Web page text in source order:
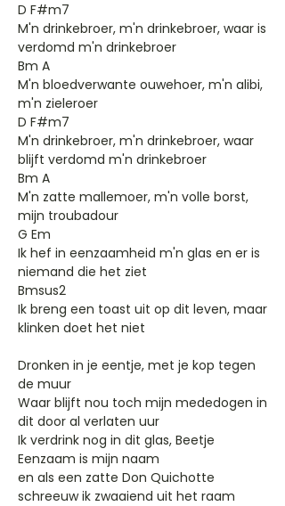
D F#m7
M'n drinkebroer, m'n drinkebroer, waar is
verdomd m'n drinkebroer
Bm A
M'n bloedverwante ouwehoer, m'n alibi,
m'n zieleroer
D F#m7
M'n drinkebroer, m'n drinkebroer, waar
blijft verdomd m'n drinkebroer
Bm A
M'n zatte mallemoer, m'n volle borst,
mijn troubadour
G Em
Ik hef in eenzaamheid m'n glas en er is
niemand die het ziet
Bmsus2
Ik breng een toast uit op dit leven, maar
klinken doet het niet
Dronken in je eentje, met je kop tegen
de muur
Waar blijft nou toch mijn mededogen in
dit door al verlaten uur
Ik verdrink nog in dit glas, Beetje
Eenzaam is mijn naam
en als een zatte Don Quichotte
schreeuw ik zwaaiend uit het raam